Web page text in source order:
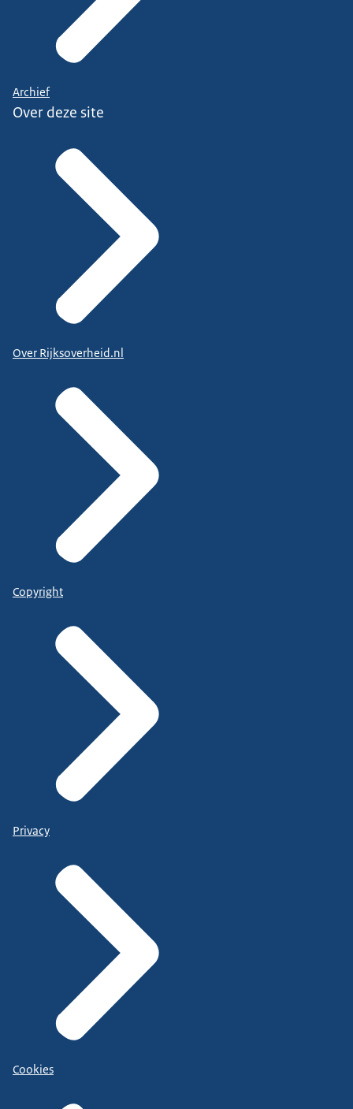
Archief
Over deze site
Over Rijksoverheid.nl
Copyright
Privacy
Cookies